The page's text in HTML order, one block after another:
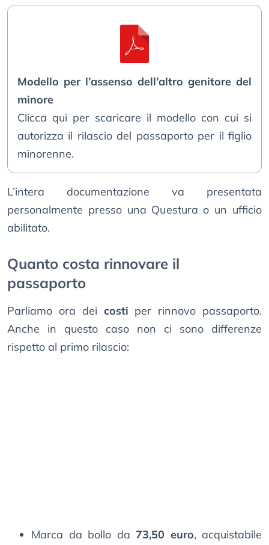
Modello per l’assenso dell’altro genitore del
minore
Clicca qui per scaricare il modello con cui si
autorizza il rilascio del passaporto per il figlio
minorenne.
L’intera documentazione va presentata
personalmente presso una Questura o un ufficio
abilitato.
Quanto costa rinnovare il
passaporto
Parliamo ora dei costi per rinnovo passaporto.
Anche in questo caso non ci sono differenze
rispetto al primo rilascio:
Marca da bollo da 73,50 euro, acquistabile